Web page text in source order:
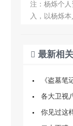
注：杨烁个
入，以杨烁
 最新相
《盗墓
场的气氛
各大卫视
吗？
你见过这